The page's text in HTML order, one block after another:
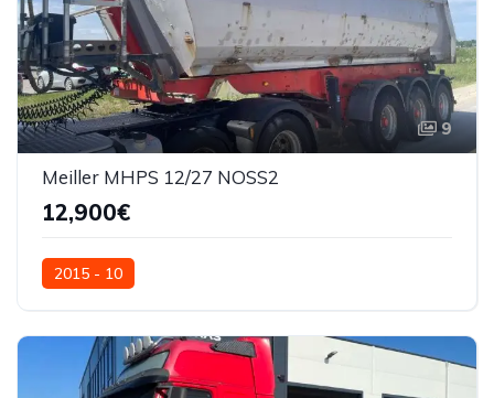
9
Meiller MHPS 12/27 NOSS2
12,900€
2015 - 10